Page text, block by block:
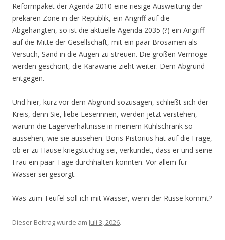
Reformpaket der Agenda 2010 eine riesige Ausweitung der
prekären Zone in der Republik, ein Angriff auf die
Abgehängten, so ist die aktuelle Agenda 2035 (?) ein Angriff
auf die Mitte der Gesellschaft, mit ein paar Brosamen als
Versuch, Sand in die Augen zu streuen. Die großen Vermöge
werden geschont, die Karawane zieht weiter. Dem Abgrund
entgegen.
Und hier, kurz vor dem Abgrund sozusagen, schließt sich der
Kreis, denn Sie, liebe Leserinnen, werden jetzt verstehen,
warum die Lagerverhältnisse in meinem Kühlschrank so
aussehen, wie sie aussehen. Boris Pistorius hat auf die Frage,
ob er zu Hause kriegstüchtig sei, verkündet, dass er und seine
Frau ein paar Tage durchhalten könnten. Vor allem für
Wasser sei gesorgt.
Was zum Teufel soll ich mit Wasser, wenn der Russe kommt?
Dieser Beitrag wurde am Juli 3, 2026.